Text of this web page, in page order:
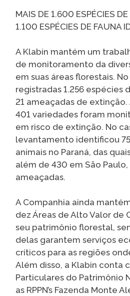
MAIS DE 1.600 ESPÉCIES
1.100 ESPÉCIES DE FAUNA
A Klabin mantém um
de monitoramento da
em suas áreas florestais.
registradas 1.256 espécies
21 ameaçadas de extinção.
401 variedades foram
em risco de extinção. No
levantamento identificou
animais no Paraná, das
além de 430 em São Paulo,
ameaçadas.
A Companhia ainda
dez Áreas de Alto Valor de
seu patrimônio florestal,
delas garantem serviços
críticos para as regiões
Além disso, a Klabin conta
Particulares do Patrimônio
as RPPN’s Fazenda Monte